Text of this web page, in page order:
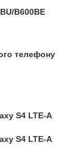
B600BE
телефону
S4 LTE-A
S4 LTE-A